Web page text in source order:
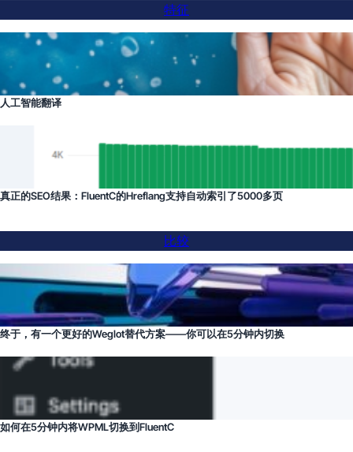
特征
人工智能翻译
真正的SEO结果：FluentC的Hreflang支持自动索引了5000多页
比较
终于，有一个更好的Weglot替代方案——你可以在5分钟内切换
如何在5分钟内将WPML切换到FluentC